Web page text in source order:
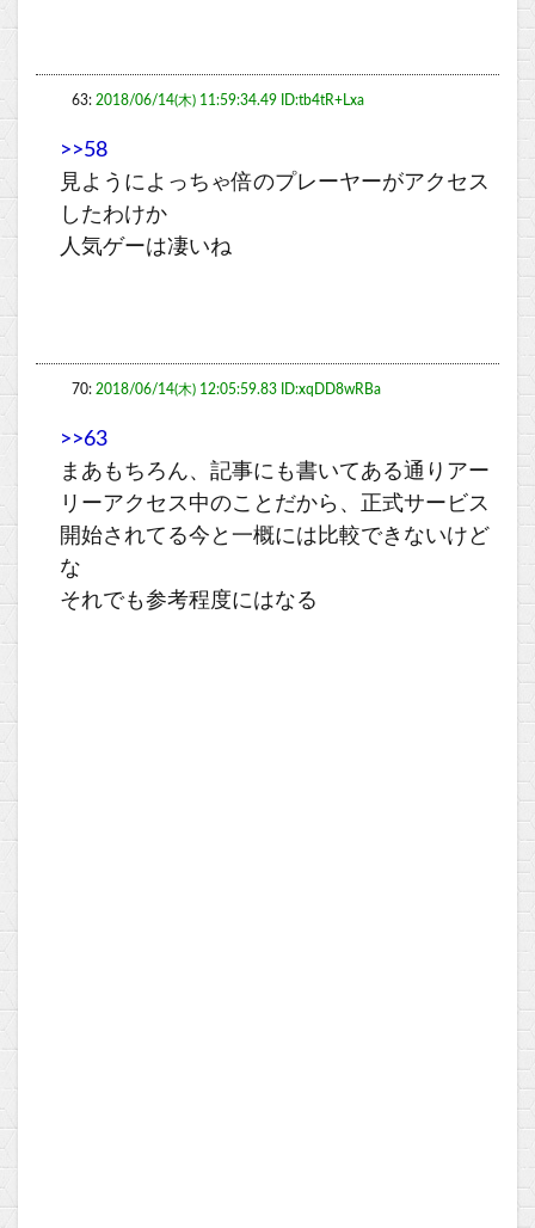
63: 2018/06/14(木) 11:59:34.49 ID:tb4tR+Lxa
>>58
見ようによっちゃ倍のプレーヤーがアクセス
したわけか
人気ゲーは凄いね
70: 2018/06/14(木) 12:05:59.83 ID:xqDD8wRBa
>>63
まあもちろん、記事にも書いてある通りアー
リーアクセス中のことだから、正式サービス
開始されてる今と一概には比較できないけど
な
それでも参考程度にはなる